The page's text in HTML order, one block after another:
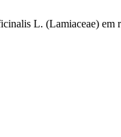
L. (Lamiaceae) em